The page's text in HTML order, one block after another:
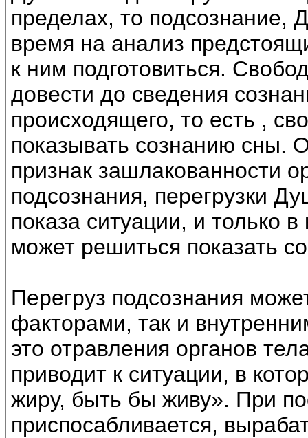
пределах, то подсознание,
время на анализ
к ним подготовиться.
довести до сведения
происходящего, то есть ,
показывать сознанию сны.
признак зашлакованности
подсознания, перегрузки
показа ситуации, и только
может решиться показать
Перегруз подсознания
факторами, так и
это отравления органов
приводит к ситуации, в
жиру, быть бы живу». При
приспосабливается,